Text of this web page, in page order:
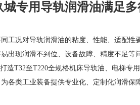
专用导轨润滑油满足
工况对导轨润滑油的粘度、性能、适配性
出现润滑不到位、设备故障、精度不足等
造T32至T220全规格机床导轨油、电梯专
各类工业装备提供专业化、定制化润滑保